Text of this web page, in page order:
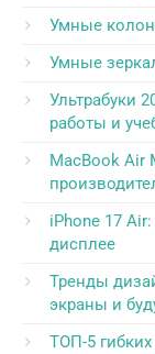
Умные
Умные
Ультрабуки
работы и
MacBook Air
iPhone 17
дисплее
Тренды
экраны и
ТОП-5